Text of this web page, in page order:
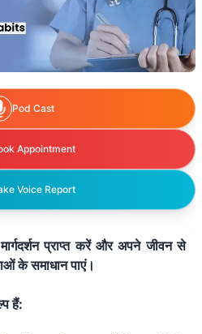
Pod Cast
Appointment
Voice Report
प्राप्त करें और अपने जीवन से
के समाधान पाएं।
हैं: